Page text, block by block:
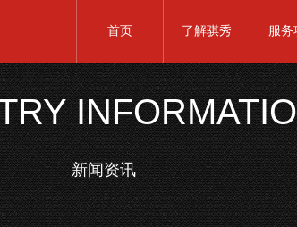
首页 了解骐秀 服务
新闻资讯